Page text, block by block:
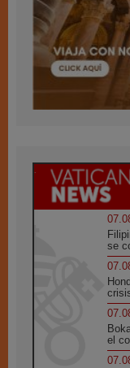
se
el